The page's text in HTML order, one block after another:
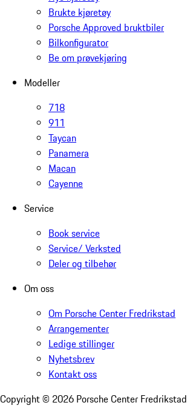
Brukte kjøretøy
Porsche Approved bruktbiler
Bilkonfigurator
Be om prøvekjøring
Modeller
718
911
Taycan
Panamera
Macan
Cayenne
Service
Book service
Service/ Verksted
Deler og tilbehør
Om oss
Om Porsche Center Fredrikstad
Arrangementer
Ledige stillinger
Nyhetsbrev
Kontakt oss
Copyright © 2026 Porsche Center Fredrikstad